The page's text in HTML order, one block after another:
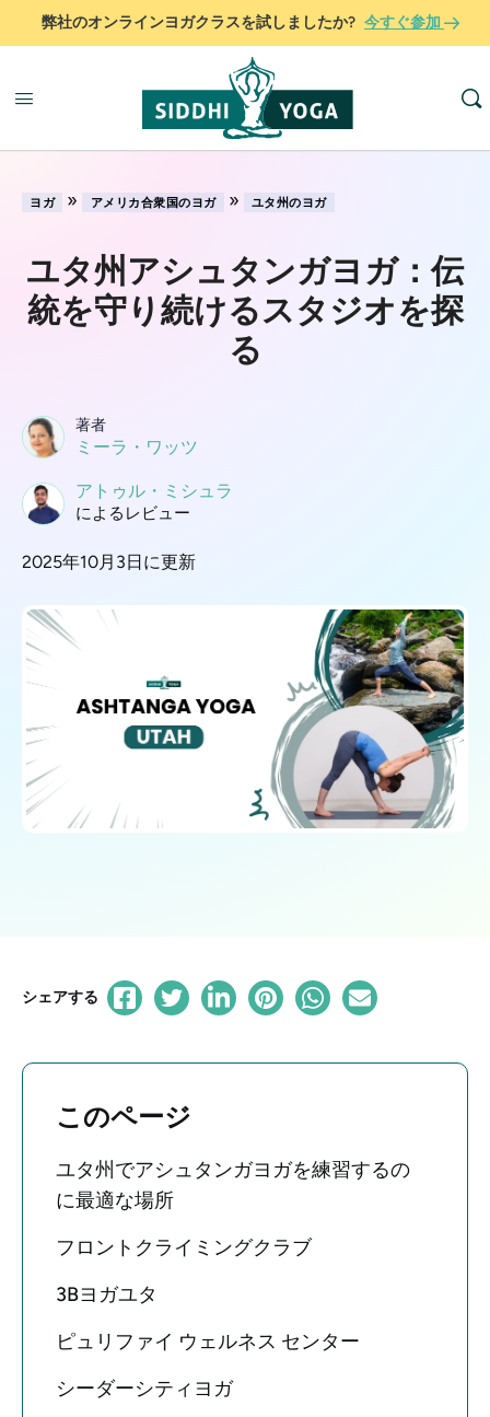
弊社のオンラインヨガクラスを試しましたか? 今すぐ参加
ヨガ » アメリカ合衆国のヨガ » ユタ州のヨガ
ユタ州アシュタンガヨガ：伝
統を守り続けるスタジオを探
る
著者
ミーラ・ワッツ
アトゥル・ミシュラ
によるレビュー
2025年10月3日に更新
シェアする
このページ
ユタ州でアシュタンガヨガを練習するの
に最適な場所
フロントクライミングクラブ
3Bヨガユタ
ピュリファイ ウェルネス センター
シーダーシティヨガ